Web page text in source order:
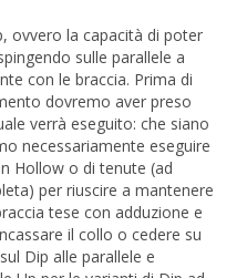
ovvero la capacità di poter
sulle parallele a
con le braccia. Prima di
dovremo aver preso
verrà eseguito: che siano
necessariamente eseguire
Hollow o di tenute (ad
per riuscire a mantenere
tese con adduzione e
il collo o cedere su
Dip alle parallele e